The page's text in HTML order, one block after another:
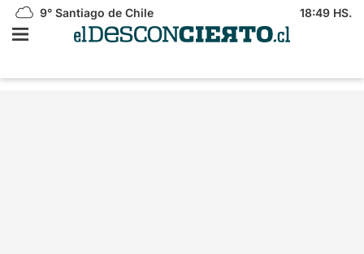
9° Santiago de Chile 18:49 HS.